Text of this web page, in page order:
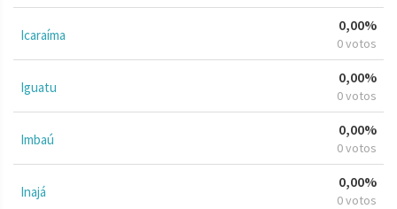
Icaraíma
0,00%
0 votos
Iguatu
0,00%
0 votos
Imbaú
0,00%
0 votos
Inajá
0,00%
0 votos